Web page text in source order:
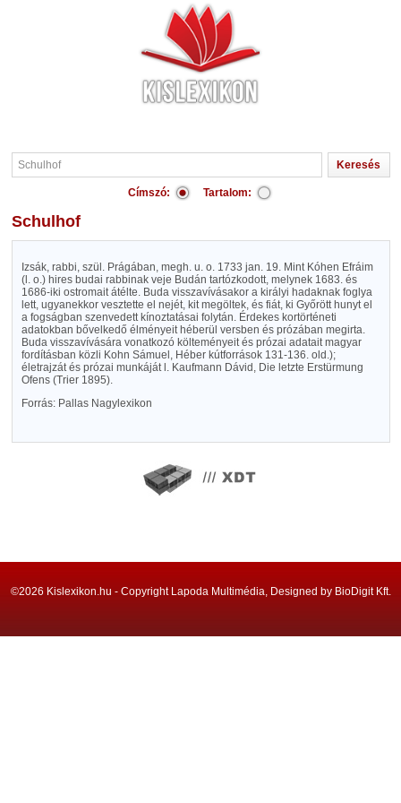
Címszó: Tartalom:
Schulhof
Izsák, rabbi, szül. Prágában, megh. u. o. 1733 jan. 19. Mint Kóhen Efráim
(l. o.) hires budai rabbinak veje Budán tartózkodott, melynek 1683. és
1686-iki ostromait átélte. Buda visszavívásakor a királyi hadaknak foglya
lett, ugyanekkor vesztette el nejét, kit megöltek, és fiát, ki Győrött hunyt el
a fogságban szenvedett kínoztatásai folytán. Érdekes kortörténeti
adatokban bővelkedő élményeit héberül versben és prózában megirta.
Buda visszavívására vonatkozó költeményeit és prózai adatait magyar
fordításban közli Kohn Sámuel, Héber kútforrások 131-136. old.);
életrajzát és prózai munkáját l. Kaufmann Dávid, Die letzte Erstürmung
Ofens (Trier 1895).
Forrás: Pallas Nagylexikon
©2026 Kislexikon.hu - Copyright Lapoda Multimédia, Designed by BioDigit Kft.